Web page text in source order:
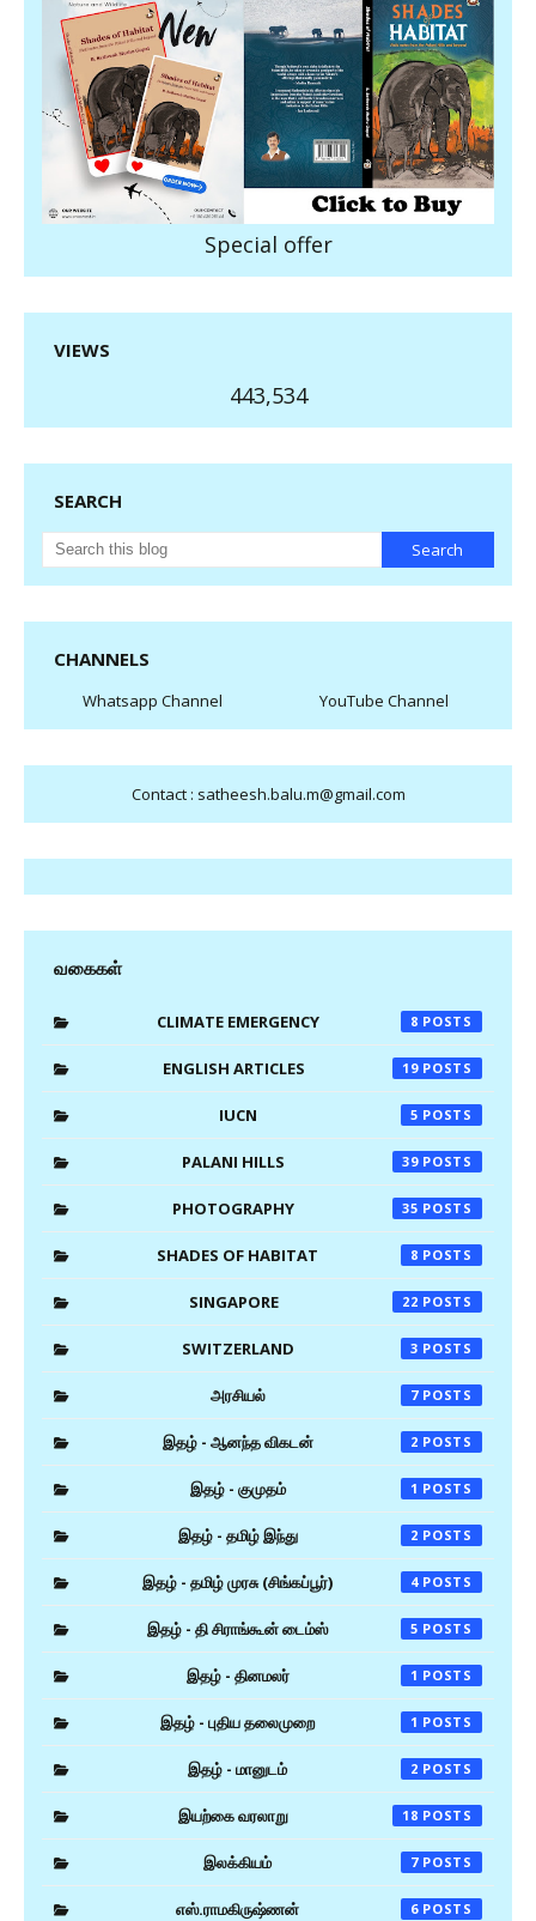
Special offer
VIEWS
443,534
SEARCH
CHANNELS
Whatsapp Channel YouTube Channel
Contact : satheesh.balu.m@gmail.com
வகைகள்
CLIMATE EMERGENCY 8
ENGLISH ARTICLES 19
IUCN 5
PALANI HILLS 39
PHOTOGRAPHY 35
SHADES OF HABITAT 8
SINGAPORE 22
SWITZERLAND 3
அரசியல் 7
இதழ் - ஆனந்த விகடன் 2
இதழ் - குமுதம் 1
இதழ் - தமிழ் இந்து 2
இதழ் - தமிழ் முரசு (சிங்கப்பூர்) 4
இதழ் - தி சிராங்கூன் டைம்ஸ் 5
இதழ் - தினமலர் 1
இதழ் - புதிய தலைமுறை 1
இதழ் - மானுடம் 2
இயற்கை வரலாறு 18
இலக்கியம் 7
எஸ்.ராமகிருஷ்ணன் 6